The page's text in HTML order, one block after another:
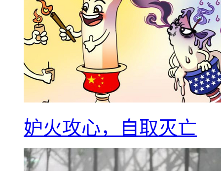
妒火攻心，自取灭亡